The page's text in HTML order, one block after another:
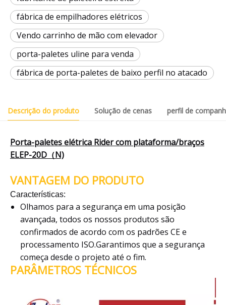
fábrica de empilhadores elétricos
Vendo carrinho de mão com elevador
porta-paletes uline para venda
fábrica de porta-paletes de baixo perfil no atacado
Descrição do produto Solução de cenas perfil de
Porta-paletes elétrica Rider com plataforma/braços
ELEP-20D（N)
VANTAGEM DO PRODUTO
Características:
Olhamos para a segurança em uma posição
avançada, todos os nossos produtos são
confirmados de acordo com os padrões CE e
processamento ISO.Garantimos que a segurança
começa desde o projeto até o fim.
PARÂMETROS TÉCNICOS